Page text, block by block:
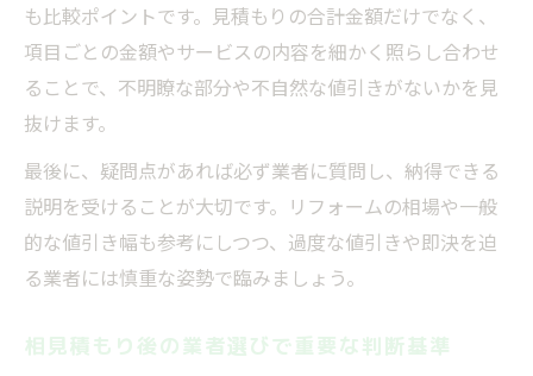
も比較ポイントです。見積もりの合計金額だけでなく、
項目ごとの金額やサービスの内容を細かく照らし合わせ
ることで、不明瞭な部分や不自然な値引きがないかを見
抜けます。
最後に、疑問点があれば必ず業者に質問し、納得できる
説明を受けることが大切です。リフォームの相場や一般
的な値引き幅も参考にしつつ、過度な値引きや即決を迫
る業者には慎重な姿勢で臨みましょう。
相見積もり後の業者選びで重要な判断基準